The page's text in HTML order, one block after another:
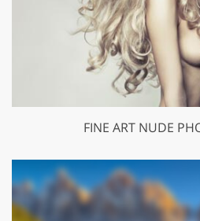
FINE ART NUDE